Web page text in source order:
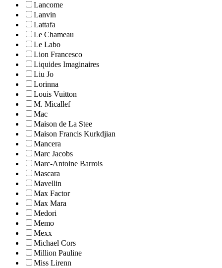
Lancome
Lanvin
Lattafa
Le Chameau
Le Labo
Lion Francesco
Liquides Imaginaires
Liu Jo
Lorinna
Louis Vuitton
M. Micallef
Mac
Maison de La Stee
Maison Francis Kurkdjian
Mancera
Marc Jacobs
Marc-Antoine Barrois
Mascara
Mavellin
Max Factor
Max Mara
Medori
Memo
Mexx
Michael Cors
Million Pauline
Miss Lirenn